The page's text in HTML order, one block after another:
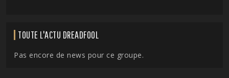
TOUTE L'ACTU DREADFOOL
Pas encore de news pour ce groupe.